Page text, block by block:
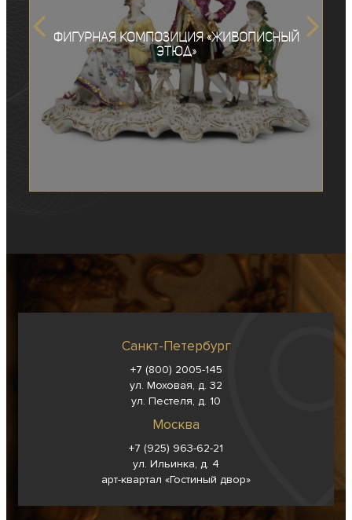
Фигурная композиция «Живописный
этюд»
Санкт-Петербург
+7 (800) 2005-145
ул. Моховая, д. 32
ул. Пестеля, д. 10
Москва
+7 (925) 963-62-21
ул. Ильинка, д. 4
арт-квартал «Гостиный двор»